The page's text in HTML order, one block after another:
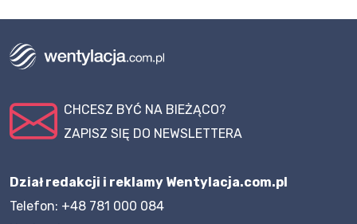
CHCESZ BYĆ NA BIEŻĄCO?
ZAPISZ SIĘ DO NEWSLETTERA
Dział redakcji i reklamy Wentylacja.com.pl
Telefon: +48 781 000 084